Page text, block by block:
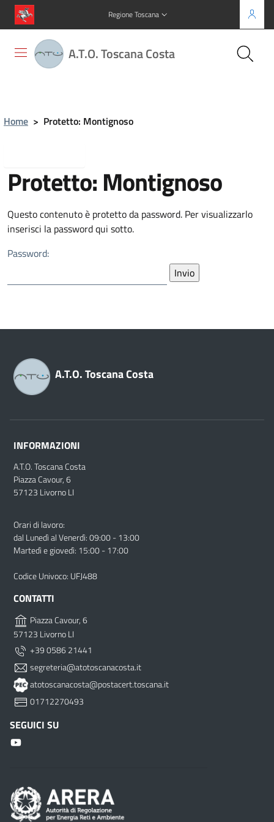
Regione Toscana
A.T.O. Toscana Costa
Home > Protetto: Montignoso
Protetto: Montignoso
Questo contenuto è protetto da password. Per visualizzarlo
inserisci la password qui sotto.
Password:
A.T.O. Toscana Costa
INFORMAZIONI
A.T.O. Toscana Costa
Piazza Cavour, 6
57123 Livorno LI
Orari di lavoro:
dal Lunedì al Venerdì: 09:00 - 13:00
Martedì e giovedì: 15:00 - 17:00
Codice Univoco: UFJ488
CONTATTI
Piazza Cavour, 6
57123 Livorno LI
+39 0586 21441
segreteria@atotoscanacosta.it
atotoscanacosta@postacert.toscana.it
01712270493
SEGUICI SU